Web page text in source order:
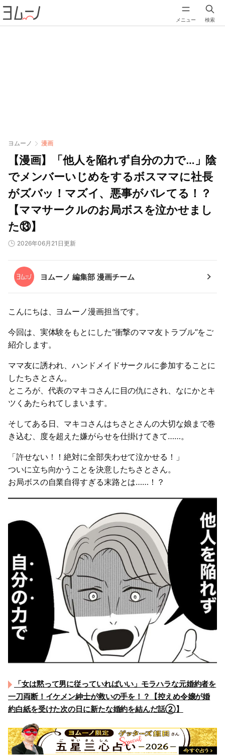
メニュー 検索
ヨムーノ 漫画
【漫画】「他人を陥れず自分の力で…」陰
でメンバーいじめをするボスママに社長
がズバッ！マズイ、悪事がバレてる！？
【ママサークルのお局ボスを泣かせまし
た⑬】
2026年06月21日更新
ヨムーノ 編集部 漫画チーム
こんにちは、ヨムーノ漫画担当です。
今回は、実体験をもとにした“衝撃のママ友トラブル”をご
紹介します。
ママ友に誘われ、ハンドメイドサークルに参加することに
したちさとさん。
ところが、代表のマキコさんに目の仇にされ、なにかとキ
ツくあたられてしまいます。
そしてある日、マキコさんはちさとさんの大切な娘まで巻
き込む、度を超えた嫌がらせを仕掛けてきて……。
「許せない！！絶対に全部失わせて泣かせる！」
ついに立ち向かうことを決意したちさとさん。
お局ボスの自業自得すぎる末路とは……！？
「女は黙って男に従っていればいい」モラハラな元婚約者を
一刀両断！イケメン紳士が救いの手を！？【控えめ令嬢が婚
約白紙を受けた次の日に新たな婚約を結んだ話②】